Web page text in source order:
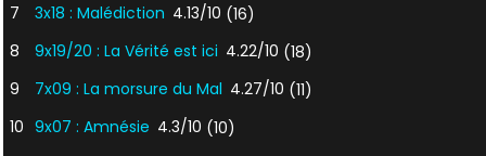
7
3x18 : Malédiction 4.13/10 (16)
8
9x19/20 : La Vérité est ici 4.22/10 (18)
9
7x09 : La morsure du Mal 4.27/10 (11)
10 9x07 : Amnésie 4.3/10 (10)